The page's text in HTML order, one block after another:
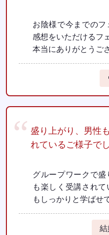
お陰様で今までの
感想をいただけるフ
本当にありがとうご
盛り上がり、男性
れているご様子で
グループワークで
も楽しく受講され
もしっかりと学ばせ